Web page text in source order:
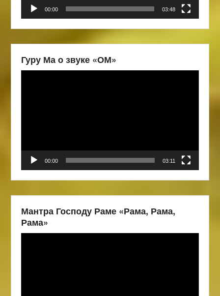
00:00 03:48
Гуру Ма о звуке «ОМ»
00:00 03:11
Мантра Господу Раме «Рама, Рама,
Рама»